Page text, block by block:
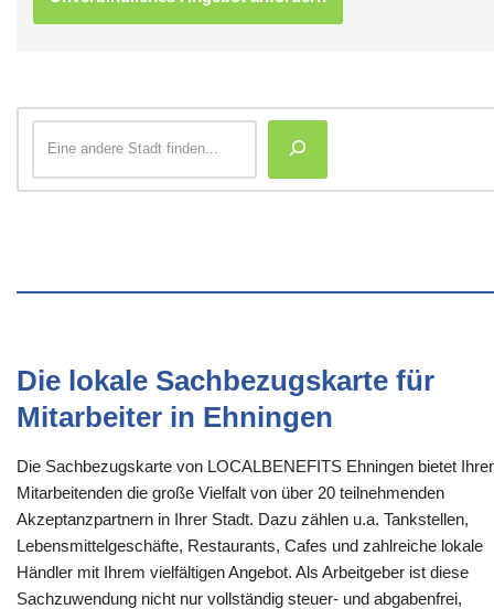
Die lokale Sachbezugskarte für
Mitarbeiter in Ehningen
Die Sachbezugskarte von LOCALBENEFITS Ehningen bietet
Mitarbeitenden die große Vielfalt von über 20 teilnehmenden
Akzeptanzpartnern in Ihrer Stadt. Dazu zählen u.a. Tankstellen,
Lebensmittelgeschäfte, Restaurants, Cafes und zahlreiche lokale
Händler mit Ihrem vielfältigen Angebot. Als Arbeitgeber ist diese
Sachzuwendung nicht nur vollständig steuer- und abgabenfrei,